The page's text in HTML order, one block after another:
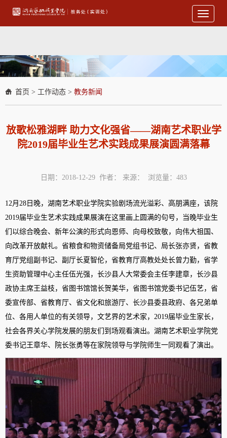
Toggle
首页 > 工作动态 > 教务新闻
放歌松雅湖畔 助力文化强省——湖南艺术职业学
院2019届毕业生艺术实践成果展演圆满落幕
日期：2018-12-29 作者： 来源： 浏览量： 483
12月28日晚，湖南艺术职业学院实验剧场流光溢彩、高朋满座，该院
2019届毕业生艺术实践成果展演在这里画上圆满的句号，当晚毕业生
们以综合晚会、新年公演的形式向恩师、向母校致敬，向伟大祖国、
向改革开放献礼。省粮食和物资储备局党组书记、局长张亦贤，省教
育厅党组副书记、副厅长夏智伦，省教育厅高教处处长曾力勤，省学
生资助管理中心主任伍光强，长沙县人大常委会主任李建章，长沙县
政协主席王益枝，省图书馆馆长贺美华，省图书馆党委书记伍艺，省
委宣传部、省教育厅、省文化和旅游厅、长沙县委县政府、各兄弟单
位、各用人单位的有关领导，文艺界的艺术家，2019届毕业生家长，
社会各界关心学院发展的朋友们到场观看演出。湖南艺术职业学院党
委书记王章华、院长张勇等在家院领导与学院师生一同观看了演出。